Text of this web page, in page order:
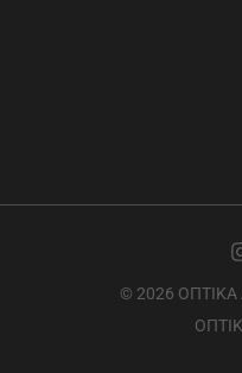
© 2026 ΟΠΤΙΚΑ